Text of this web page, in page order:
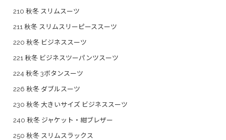
210 秋冬 スリムスーツ
211 秋冬 スリムスリーピーススーツ
220 秋冬 ビジネススーツ
221 秋冬 ビジネスツーパンツスーツ
224 秋冬 3ボタンスーツ
226 秋冬 ダブルスーツ
230 秋冬 大きいサイズ ビジネススーツ
240 秋冬 ジャケット・紺ブレザー
250 秋冬 スリムスラックス